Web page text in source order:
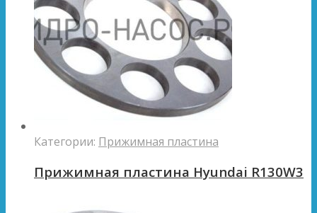
Категории: Прижимная пластина
Прижимная пластина Hyundai R130W3